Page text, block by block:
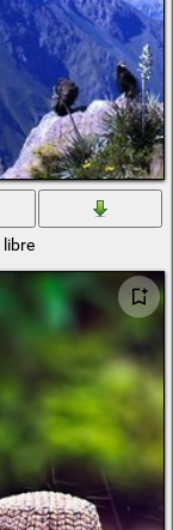
columpio, es una
libre